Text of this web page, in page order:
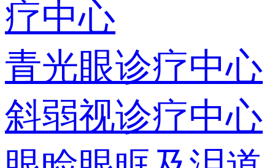
疗中心
青光眼诊疗中心
斜弱视诊疗中心